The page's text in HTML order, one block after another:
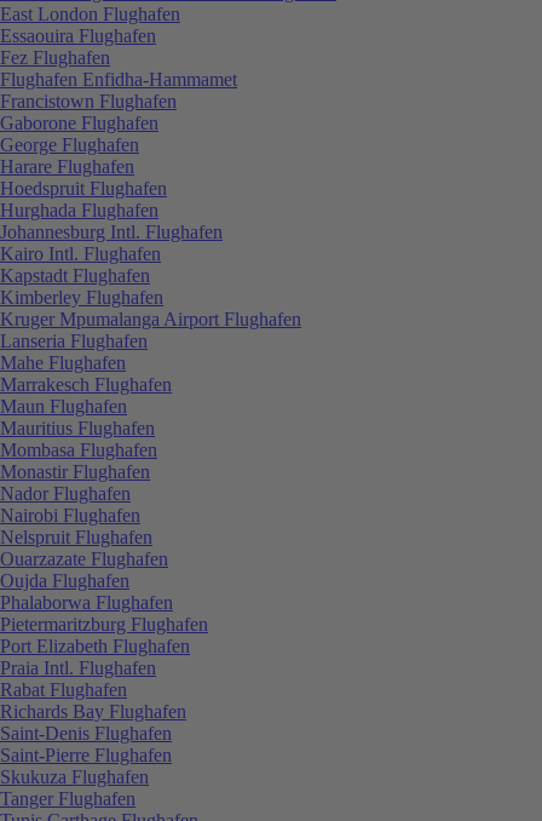
East London Flughafen
Essaouira Flughafen
Fez Flughafen
Flughafen Enfidha-Hammamet
Francistown Flughafen
Gaborone Flughafen
George Flughafen
Harare Flughafen
Hoedspruit Flughafen
Hurghada Flughafen
Johannesburg Intl. Flughafen
Kairo Intl. Flughafen
Kapstadt Flughafen
Kimberley Flughafen
Kruger Mpumalanga Airport Flughafen
Lanseria Flughafen
Mahe Flughafen
Marrakesch Flughafen
Maun Flughafen
Mauritius Flughafen
Mombasa Flughafen
Monastir Flughafen
Nador Flughafen
Nairobi Flughafen
Nelspruit Flughafen
Ouarzazate Flughafen
Oujda Flughafen
Phalaborwa Flughafen
Pietermaritzburg Flughafen
Port Elizabeth Flughafen
Praia Intl. Flughafen
Rabat Flughafen
Richards Bay Flughafen
Saint-Denis Flughafen
Saint-Pierre Flughafen
Skukuza Flughafen
Tanger Flughafen